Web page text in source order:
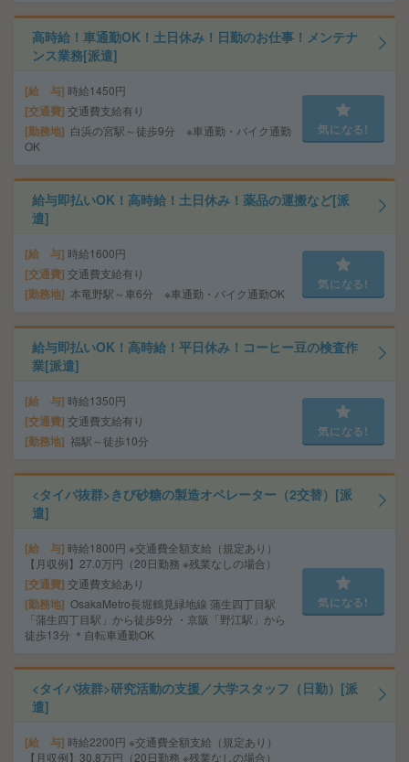
高時給！車通勤OK！土日休み！日勤のお仕事！メンテナ
ンス業務[派遣]
給 与 時給1450円
交通費 交通費支給有り
勤務地
白浜の宮駅～徒歩9分 ※車通勤・バイク通勤
OK
気になる!
給与即払いOK！高時給！土日休み！薬品の運搬など[派
遣]
給 与 時給1600円
交通費 交通費支給有り
勤務地 本竜野駅～車6分 ※車通勤・バイク通勤OK
気になる!
給与即払いOK！高時給！平日休み！コーヒー豆の検査作
業[派遣]
給 与 時給1350円
交通費 交通費支給有り
勤務地 福駅～徒歩10分
気になる!
<タイパ抜群>きび砂糖の製造オペレーター（2交替）[派
遣]
給 与 時給1800円 ※交通費全額支給（規定あり）
【月収例】27.0万円（20日勤務 ※残業なしの場合）
交通費 交通費支給あり
勤務地 OsakaMetro長堀鶴見緑地線 蒲生四丁目駅
「蒲生四丁目駅」から徒歩9分 ・京阪「野江駅」から
徒歩13分 ＊自転車通勤OK
気になる!
<タイパ抜群>研究活動の支援／大学スタッフ（日勤）[派
遣]
給 与 時給2200円 ※交通費全額支給（規定あり）
【月収例】30.8万円（20日勤務 ※残業なしの場合）